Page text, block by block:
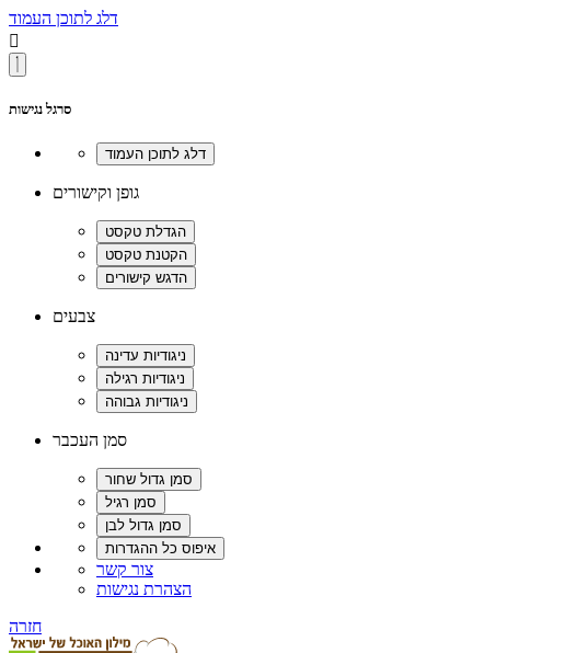
דלג לתוכן העמוד

סרגל נגישות
גופן וקישורים
צבעים
סמן העכבר
צור קשר
הצהרת נגישות
חזרה